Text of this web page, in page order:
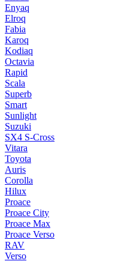
Enyaq
Elroq
Fabia
Karoq
Kodiaq
Octavia
Rapid
Scala
Superb
Smart
Sunlight
Suzuki
SX4 S-Cross
Vitara
Toyota
Auris
Corolla
Hilux
Proace
Proace City
Proace Max
Proace Verso
RAV
Verso